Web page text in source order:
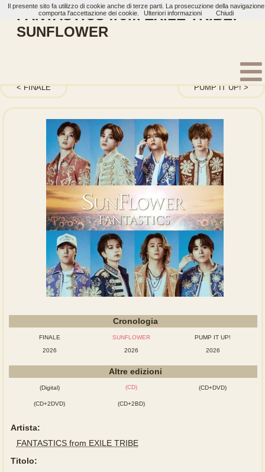
FANTASTICS from EXILE TRIBE:
SUNFLOWER
FINALE PUMP IT UP!
Cronologia
FINALE
2026
SUNFLOWER
2026
PUMP IT UP!
2026
Altre edizioni
(Digital) (CD) (CD+DVD)
(CD+2DVD) (CD+2BD)
Artista:
FANTASTICS from EXILE TRIBE
Titolo:
Il presente sito fa utilizzo di cookie anche di terze parti. La prosecuzione della navigazione
comporta l'accettazione dei cookie.
Ulteriori informazioni Chiudi